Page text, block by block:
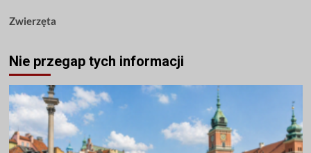
Zwierzęta
Nie przegap tych informacji